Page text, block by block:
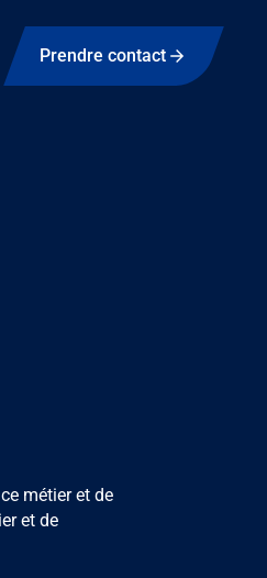
Prendre contact
métier et de
et de